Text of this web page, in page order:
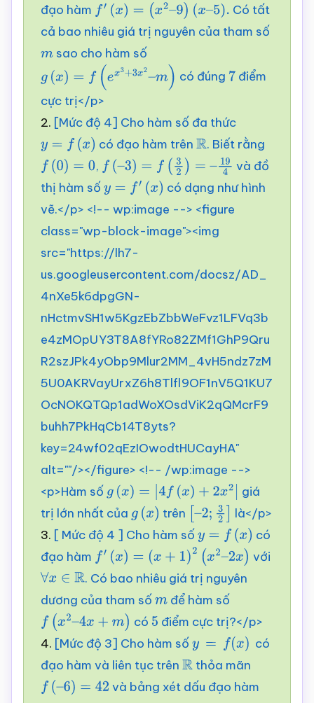
đạo hàm f′( x)= (x2 –9)(x– 5).
Có tất
cả bao nhiêu giá trị nguyên của tham số
msao cho hàm số
g (x)=f( ex 3 +3 2– m) có đúng 7điểm
cực trị</p>
2. [Mức độ 4] Cho hàm số đa thức
y =f( x ) có đạo hàm trênR . Biết rằng
f( 0)= 0 , f( –3)=f( 32)=– 194
và đồ
thị hàm số y =f′ (x
có dạng như hình
vẽ.</p> <!-- wp:image --> <figure
class="wp-block-image"><img
src="https://lh7-
us.googleusercontent.com/docsz/AD_
4nXe5k6dpgGN-
nHctmvSH1w5KgzEbZbbWeFvz1LFVq3b
e4zMOpUY3T8A8fYRo82ZMf1GhP9Qru
R2szJPk4yObp9Mlur2MM_4vH5ndz7zM
5U0AKRVayUrxZ6h8Tlfl9OF1nV5Q1KU7
OcNOKQTQp1adWoXOsdViK2qQMcrF9
buhh7PkHqCb14T8yts?
key=24wf02qEzIOwodtHUCayHA"
alt=""/></figure> <!-- /wp:image -->
<p>Hàm số g (x)=|4 (x) +2x 2|
giá
trị lớn nhất của g (x) trên –
2 ;3 2]
là</p>
3. [ Mức độ 4 ] Cho hàm số y =f( x )
có
đạo hàm f′( x)= (x+ 1)2(x 2– 2x)
với
∀x ∈R
. Có bao nhiêu giá trị nguyên
dương của tham số mđể hàm số
f( x2–4x+ m) có 5 điểm cực trị?</p>
4. [Mức độ 3] Cho hàm số y =f( x)
có
đạo hàm và liên tục trên Rthỏa mãn
f( –6)=42
và bảng xét dấu đạo hàm